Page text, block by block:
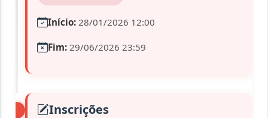
Início: 28/01/2026 12:00
Fim: 29/06/2026 23:59
Inscrições